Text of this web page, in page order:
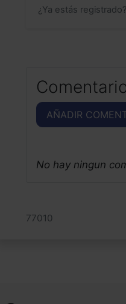
¿Ya estás registrado?
AÑADIR
No hay ningun
77010